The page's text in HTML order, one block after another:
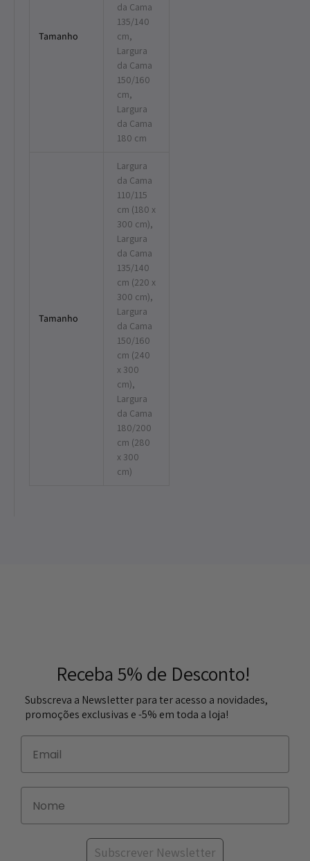
Tamanho
da Cama
135/140
cm,
Largura
da Cama
150/160
cm,
Largura
da Cama
180 cm
Tamanho
Largura
da Cama
110/115
cm (180 x
300 cm),
Largura
da Cama
135/140
cm (220 x
300 cm),
Largura
da Cama
150/160
cm (240
x 300
cm),
Largura
da Cama
180/200
cm (280
x 300
cm)
Receba 5% de Desconto!
Subscreva a Newsletter para ter acesso a novidades,
promoções exclusivas e -5% em toda a loja!
Subscrever Newsletter